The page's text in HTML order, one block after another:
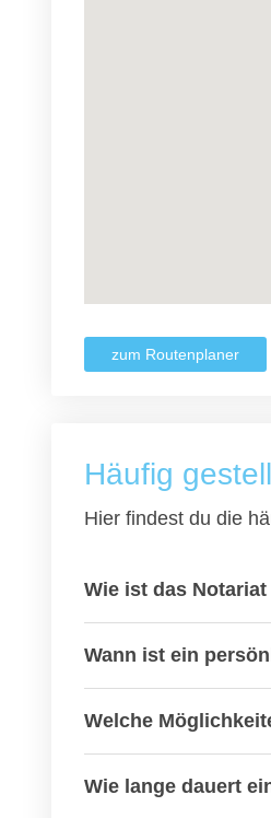
zum Routenplaner
Häufig
Hier findest du die
Wie ist das
Wann ist ein
Welche
Wie lange dauert